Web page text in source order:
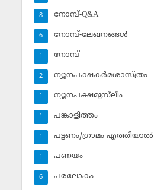
നോമ്പ്-Q&A
8
നോമ്പ്-ലേഖനങ്ങള്‍
6
നോമ്പ്‌
1
ന്യൂനപക്ഷകര്‍മശാസ്ത്രം
2
ന്യൂനപക്ഷമുസ്‌ലിം
1
പങ്കാളിത്തം
1
പട്ടണം/ഗ്രാമം എത്തിയാല്‍
1
പണയം
1
പരലോകം
6